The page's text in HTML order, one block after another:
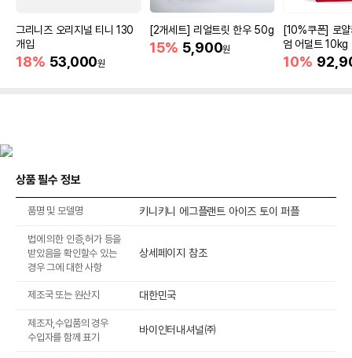
그리니즈 오리지널 티니 130
개입
18% 53,000원
[2개세트] 리얼트릿 한우 50g
15% 5,900원
[10%쿠폰] 로
엄 어덜트 10kg
증진
10%
상품 필수 정보
품명 및 모델명 키니키니 에그플랜트 아이즈 토이 퍼플
법에 의한 인증,허가 등을
받았음을 확인할수 있는
경우 그에 대한 사항
상세페이지 참조
제조국 또는 원산지 대한민국
제조자,수입품의 경우
수입자를 함께 표기
바이인터내셔널㈜